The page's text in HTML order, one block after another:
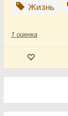
Жизнь
1 оценка